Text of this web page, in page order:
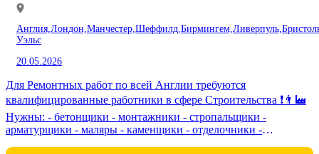
Англия, Лондон, Манчестер, Шеффилд, Бирмингем, Ливерпуль,
Уэльс
20.05.2026
Для Ремонтных работ по всей Англии требуются
квалифицированные работники в сфере Строительства ❗️👨‍🏭
Нужны: - бетонщики - монтажники - стропальщики -
арматурщики - маляры - каменщики - отделочники -